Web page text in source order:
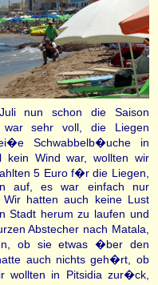
nun schon die Saison
sehr voll, die Liegen
Schwabbelb�uche in
kein Wind war, wollten wir
5 Euro f�r die Liegen,
auf, es war einfach nur
hatten auch keine Lust
herum zu laufen und
Abstecher nach Matala,
ob sie etwas �ber den
auch nichts geh�rt, ob
wollten in Pitsidia zur�ck,